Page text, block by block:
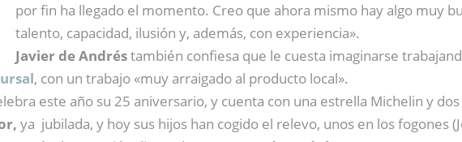
por fin ha llegado el momento. Creo que ahora mismo hay algo muy
talento, capacidad, ilusión y, además, con experiencia».
Javier de Andréstambién confiesa que le cuesta imaginarse
, con un trabajo «muy arraigado al producto local».
este año su 25 aniversario, y cuenta con una estrella Michelin y
ya jubilada, y hoy sus hijos han cogido el relevo, unos en los fogones